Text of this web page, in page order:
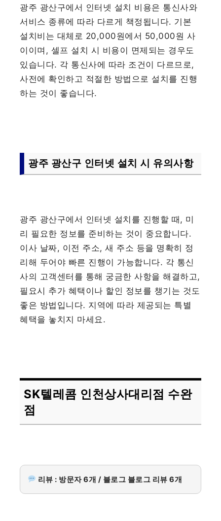
광주 광산구에서 인터넷 설치 비용은 통신사와
서비스 종류에 따라 다르게 책정됩니다. 기본
설치비는 대체로 20,000원에서 50,000원 사
이이며, 셀프 설치 시 비용이 면제되는 경우도
있습니다. 각 통신사에 따라 조건이 다르므로,
사전에 확인하고 적절한 방법으로 설치를 진행
하는 것이 좋습니다.
광주 광산구 인터넷 설치 시 유의사항
광주 광산구에서 인터넷 설치를 진행할 때, 미
리 필요한 정보를 준비하는 것이 중요합니다.
이사 날짜, 이전 주소, 새 주소 등을 명확히 정
리해 두어야 빠른 진행이 가능합니다. 각 통신
사의 고객센터를 통해 궁금한 사항을 해결하고,
필요시 추가 혜택이나 할인 정보를 챙기는 것도
좋은 방법입니다. 지역에 따라 제공되는 특별
혜택을 놓치지 마세요.
SK텔레콤 인천상사대리점 수완
점
리뷰 : 방문자 6개 / 블로그 블로그 리뷰 6개